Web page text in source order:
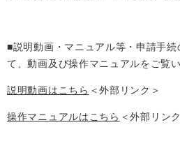
■説明動画・マニュアル等・申請手
て、動画及び操作マニュアルをご覧
説明動画はこちら ＜外部リンク＞
操作マニュアルはこちら ＜外部リン